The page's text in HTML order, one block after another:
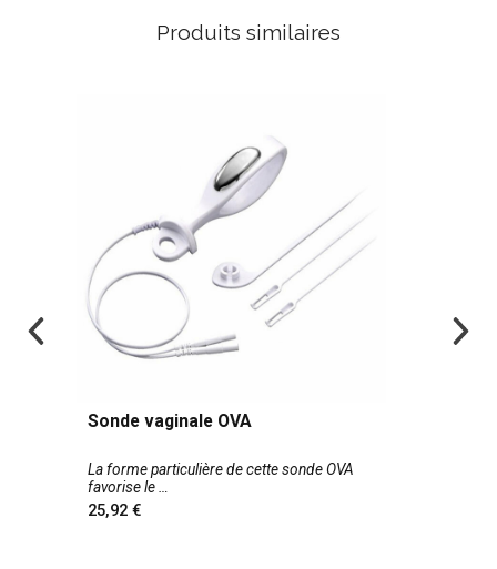
Produits similaires
Sonde vaginale OVA
La forme particulière de cette sonde OVA
favorise le
25,92